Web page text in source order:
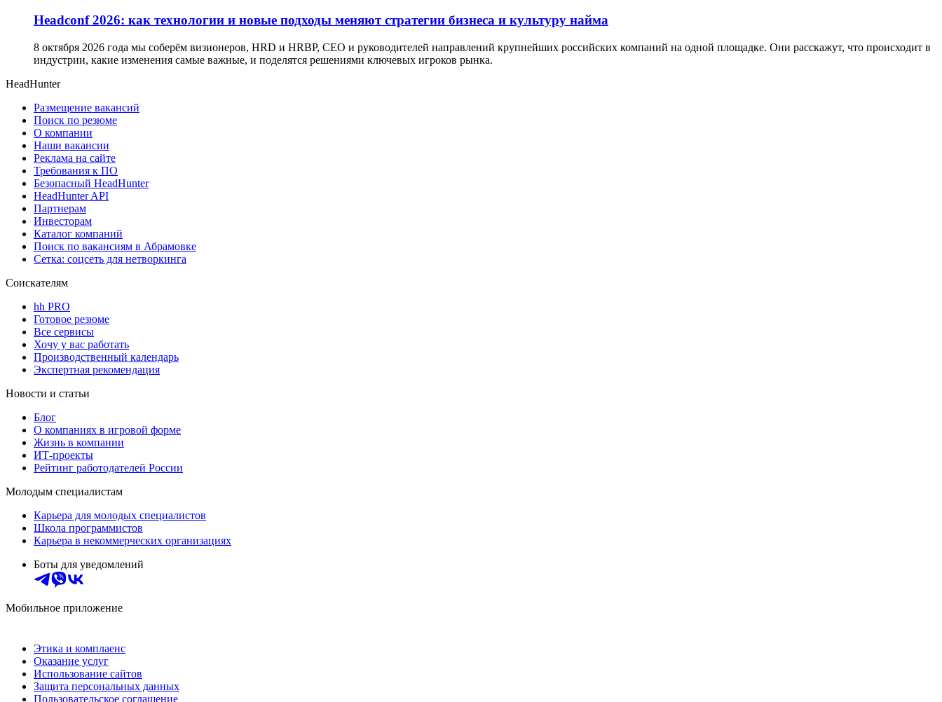
Headсonf 2026: как технологии и новые подходы меняют стратегии бизнеса и культуру найма
8 октября 2026 года мы соберём визионеров, HRD и HRBP, СЕО и руководителей направлений крупнейших российских компаний на одной площадке. Они расскажут, что происходит в
индустрии, какие изменения самые важные, и поделятся решениями ключевых игроков рынка.
HeadHunter
Размещение вакансий
Поиск по резюме
О компании
Наши вакансии
Реклама на сайте
Требования к ПО
Безопасный HeadHunter
HeadHunter API
Партнерам
Инвесторам
Каталог компаний
Поиск по вакансиям в Абрамовке
Сетка: соцсеть для нетворкинга
Соискателям
hh PRO
Готовое резюме
Все сервисы
Хочу у вас работать
Производственный календарь
Экспертная рекомендация
Новости и статьи
Блог
О компаниях в игровой форме
Жизнь в компании
ИТ-проекты
Рейтинг работодателей России
Молодым специалистам
Карьера для молодых специалистов
Школа программистов
Карьера в некоммерческих организациях
Боты для уведомлений
Мобильное приложение
Этика и комплаенс
Оказание услуг
Использование сайтов
Защита персональных данных
Пользовательское соглашение